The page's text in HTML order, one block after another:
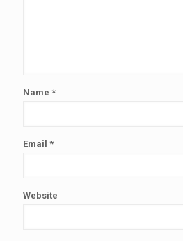
Name *
Email *
Website